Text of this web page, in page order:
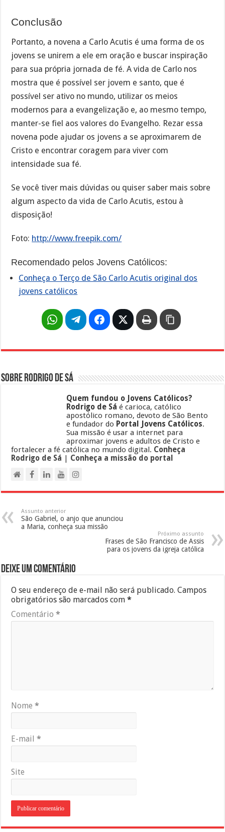
Conclusão
Portanto, a novena a Carlo Acutis é uma forma de os
jovens se unirem a ele em oração e buscar inspiração
para sua própria jornada de fé. A vida de Carlo nos
mostra que é possível ser jovem e santo, que é
possível ser ativo no mundo, utilizar os meios
modernos para a evangelização e, ao mesmo tempo,
manter-se fiel aos valores do Evangelho. Rezar essa
novena pode ajudar os jovens a se aproximarem de
Cristo e encontrar coragem para viver com
intensidade sua fé.
Se você tiver mais dúvidas ou quiser saber mais sobre
algum aspecto da vida de Carlo Acutis, estou à
disposição!
Foto: http://www.freepik.com/
Recomendado pelos Jovens Católicos:
Conheça o Terço de São Carlo Acutis original dos
jovens católicos
Sobre Rodrigo de Sá
Quem fundou o Jovens Católicos?
Rodrigo de Sá é carioca, católico
apostólico romano, devoto de São Bento
e fundador do Portal Jovens Católicos.
Sua missão é usar a internet para
aproximar jovens e adultos de Cristo e
fortalecer a fé católica no mundo digital. Conheça
Rodrigo de Sá | Conheça a missão do portal
Assunto anterior
São Gabriel, o anjo que anunciou
a Maria, conheça sua missão
Próximo assunto
Frases de São Francisco de Assis
para os jovens da igreja católica
Deixe um comentário
O seu endereço de e-mail não será publicado. Campos
obrigatórios são marcados com*
Comentário*
Nome*
E-mail*
Site